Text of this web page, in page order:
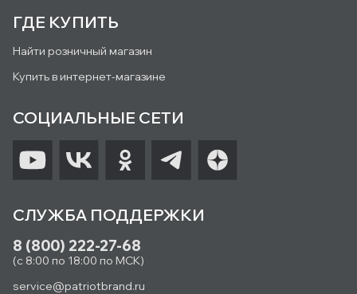
ГДЕ КУПИТЬ
Найти розничный магазин
Купить в интернет-магазине
СОЦИАЛЬНЫЕ СЕТИ
СЛУЖБА ПОДДЕРЖКИ
8 (800) 222-27-68
(с 8:00 по 18:00 по МСК)
service@patriotbrand.ru